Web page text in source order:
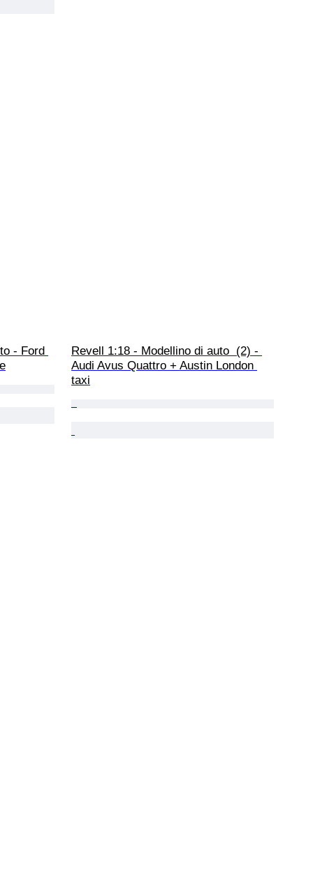
- Ford
Revell 1:18 - Modellino di auto  (2) -
Audi Avus Quattro + Austin London
taxi